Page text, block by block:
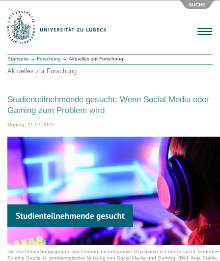
SUCHE
Menu
Startseite → Forschung → Aktuelles zur Forschung
Aktuelles zur Forschung
Studienteilnehmende gesucht: Wenn Social Media oder
Gaming zum Problem wird
Montag, 21.07.2025
Die Suchtforschungsgruppe am Zentrum für Integrative Psychiatrie in Lübeck sucht
für eine Studie zu problematischer Nutzung von Social Media und Gaming. (Bild: Anja Stähle,